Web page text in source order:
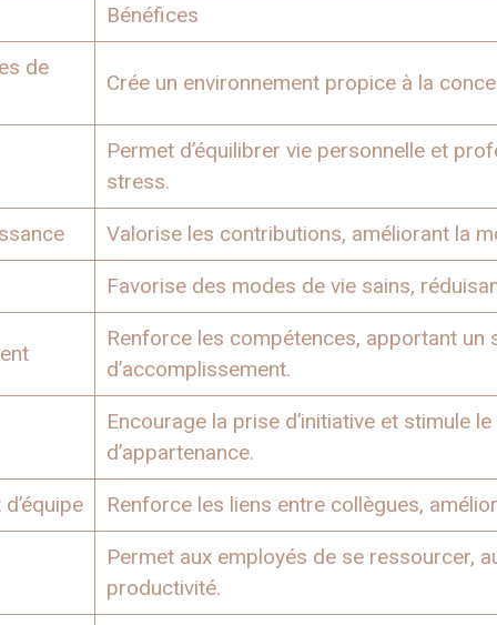
Bénéfices
de
Crée un environnement propice à la
Permet d’équilibrer vie personnelle et
stress.
Valorise les contributions, améliorant la
Favorise des modes de vie sains,
Renforce les compétences, apportant un
d’accomplissement.
Encourage la prise d’initiative et stimule
d’appartenance.
Renforce les liens entre collègues,
Permet aux employés de se ressourcer,
productivité.